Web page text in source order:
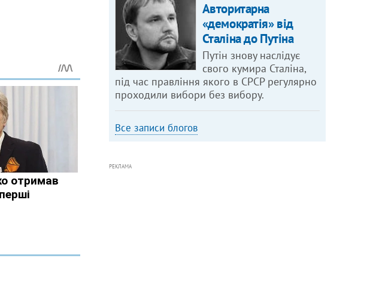
Авторитарна
«демократія» від
Сталіна до Путіна
Путін знову наслідує
свого кумира Сталіна,
під час правління якого в СРСР регулярно
проходили вибори без вибору.
Все записи блогов
РЕКЛАМА